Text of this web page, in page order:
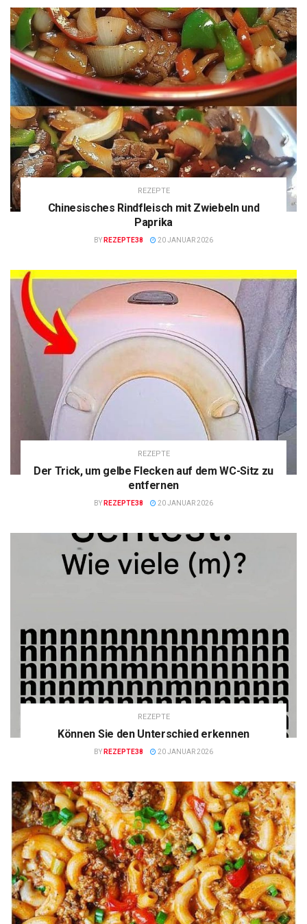
REZEPTE
Chinesisches Rindfleisch mit Zwiebeln und
Paprika
BY REZEPTE38 20 JANUAR 2026
REZEPTE
Der Trick, um gelbe Flecken auf dem WC-Sitz zu
entfernen
BY REZEPTE38 20 JANUAR 2026
REZEPTE
Können Sie den Unterschied erkennen
BY REZEPTE38 20 JANUAR 2026